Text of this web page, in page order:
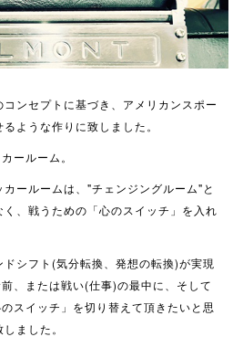
ンセプトに基づき、アメリカンスポー
ような作りに致しました。
ールーム。
ールームは、"チェンジングルーム"と
、戦うための「心のスイッチ」を入れ
シフト(気分転換、発想の転換)が実現
、または戦い(仕事)の最中に、そして
スイッチ」を切り替えて頂きたいと思
ました。